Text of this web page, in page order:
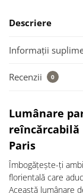
Descriere
Informații
Recenzii 0
Lumânare
reîncărcabilă
Paris
Îmbogățește-ți
florientală care
Această lumânare